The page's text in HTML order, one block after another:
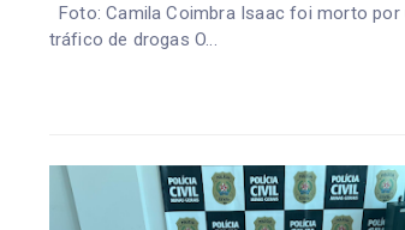
Foto: Camila Coimbra Isaac foi morto
tráfico de drogas O...